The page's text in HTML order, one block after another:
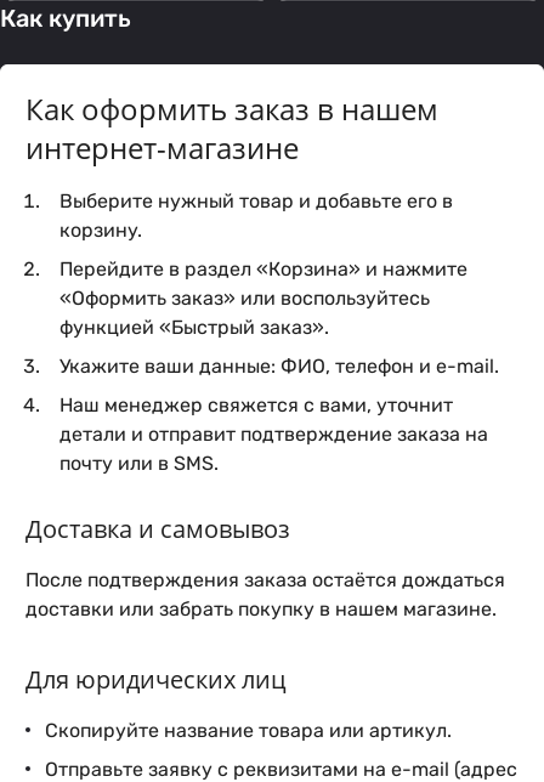
Как купить
Как оформить заказ в нашем
интернет-магазине
Выберите нужный товар и добавьте его в
корзину.
Перейдите в раздел «Корзина» и нажмите
«Оформить заказ» или воспользуйтесь
функцией «Быстрый заказ».
Укажите ваши данные: ФИО, телефон и e-mail.
Наш менеджер свяжется с вами, уточнит
детали и отправит подтверждение заказа на
почту или в SMS.
Доставка и самовывоз
После подтверждения заказа остаётся дождаться
доставки или забрать покупку в нашем магазине.
Для юридических лиц
Скопируйте название товара или артикул.
Отправьте заявку с реквизитами на e-mail (адрес